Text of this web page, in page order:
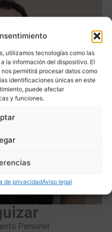
utilizamos tecnologías como las
la información del dispositivo. El
permitirá procesar datos como
identificaciones únicas en este
puede afectar
y funciones.
de privacidadAviso legal
Personal